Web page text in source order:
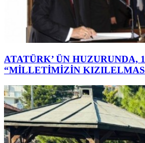
ATATÜRK’ ÜN HUZURUNDA,
“MİLLETİMİZİN